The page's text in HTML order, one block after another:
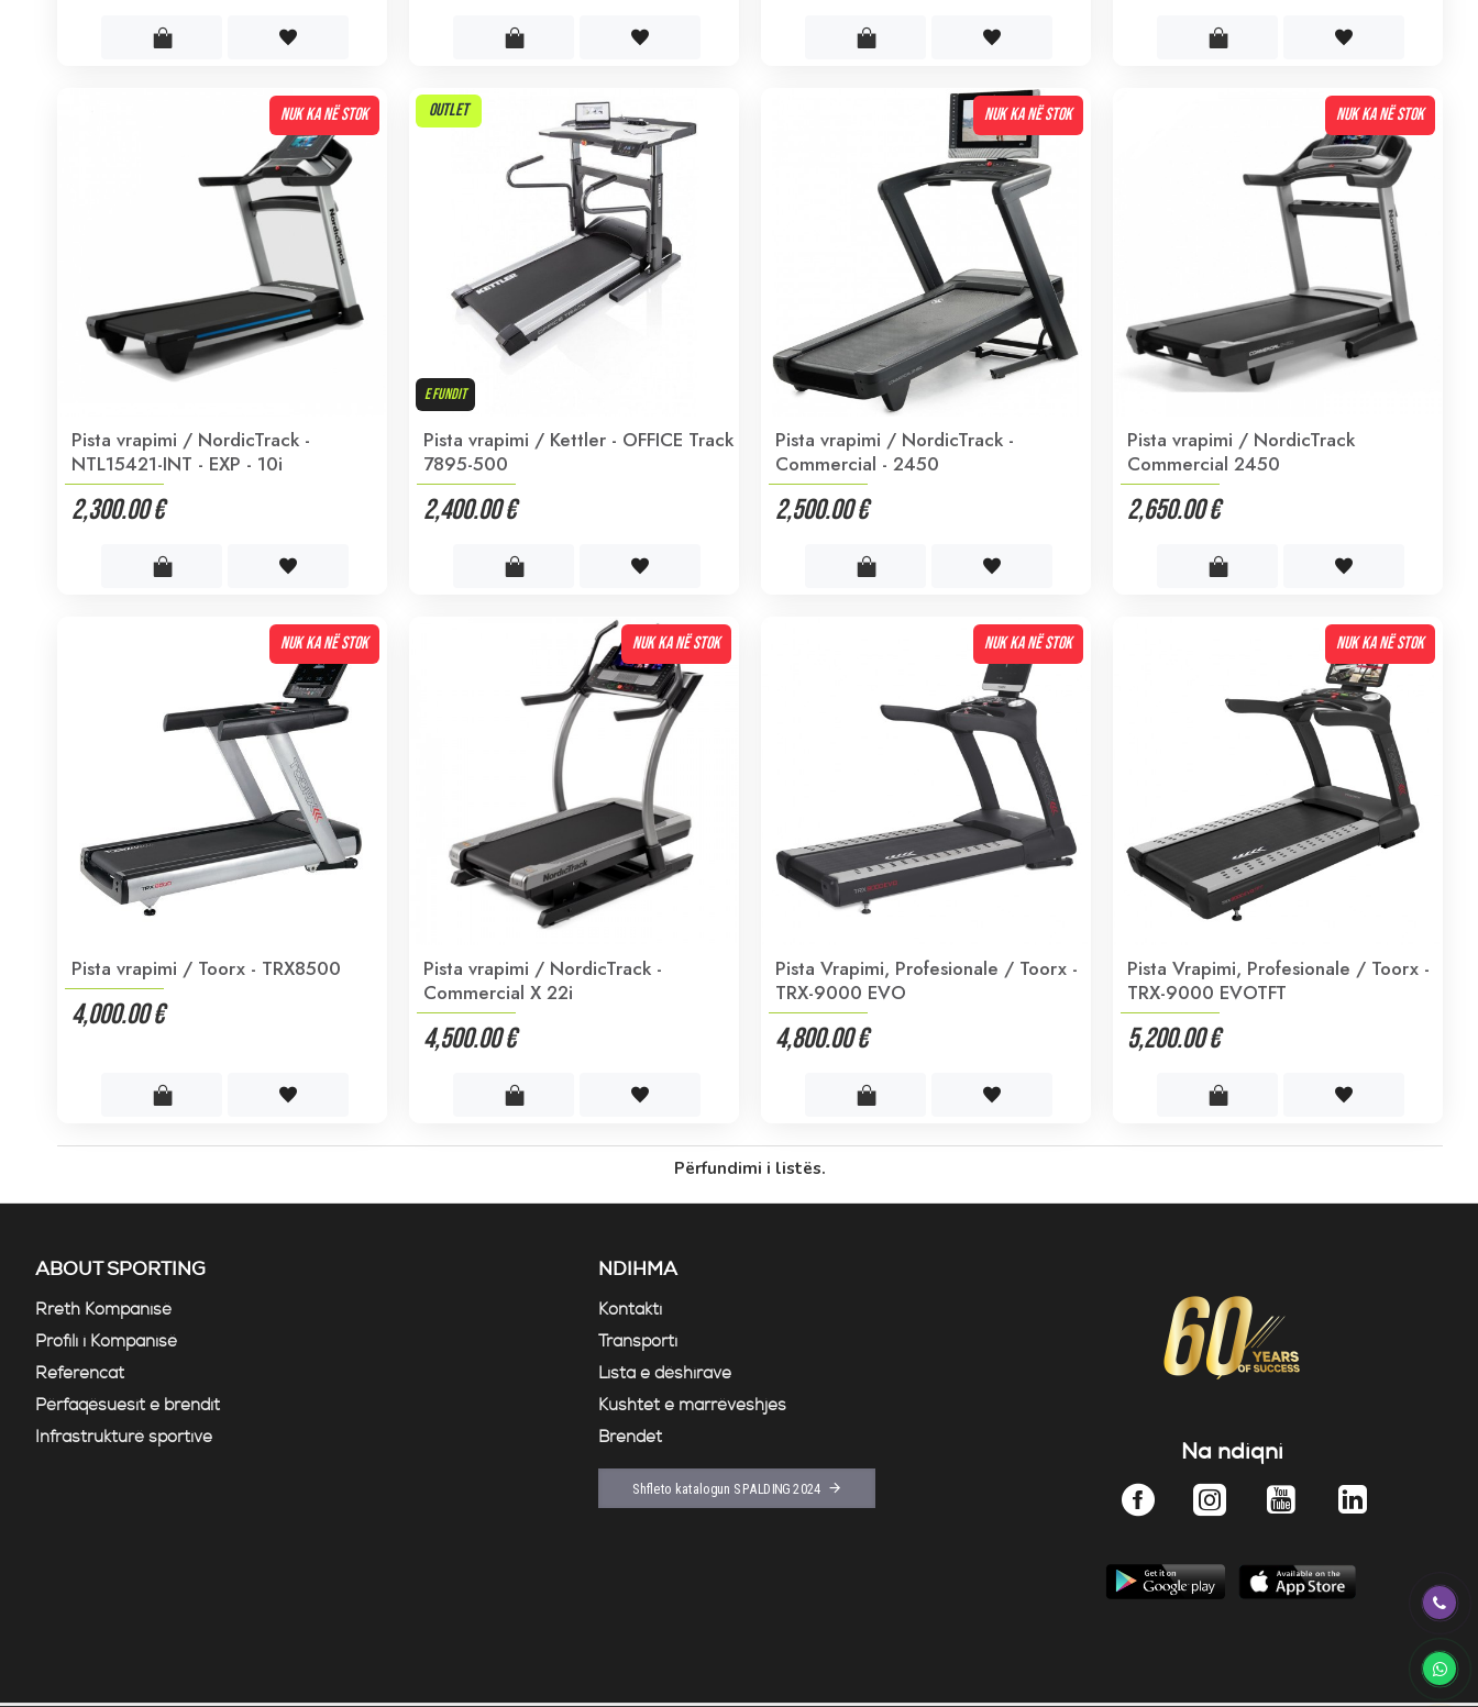
NUK KA NË STOK
Pista vrapimi / NordicTrack -
NTL15421-INT - EXP - 10i
2,300.00 €
E FUNDIT
OUTLET
Pista vrapimi / Kettler - OFFICE Track
7895-500
2,400.00 €
NUK KA NË STOK
Pista vrapimi / NordicTrack -
Commercial - 2450
2,500.00 €
NUK KA NË STOK
Pista vrapimi / NordicTrack
Commercial 2450
2,650.00 €
NUK KA NË STOK
Pista vrapimi / Toorx - TRX8500
4,000.00 €
NUK KA NË STOK
Pista vrapimi / NordicTrack -
Commercial X 22i
4,500.00 €
NUK KA NË STOK
Pista Vrapimi, Profesionale / Toorx -
TRX-9000 EVO
4,800.00 €
NUK KA NË STOK
Pista Vrapimi, Profesionale / Toorx -
TRX-9000 EVOTFT
5,200.00 €
Përfundimi i listës.
ABOUT SPORTING
Rreth Kompanisë
Profili i Kompanisë
Referencat
Përfaqësuesit e brendit
Infrastrukturë sportive
NDIHMA
Kontakti
Transporti
Lista e dëshirave
Kushtet e marrëveshjes
Brendet
Shfleto katalogun SPALDING 2024
Na ndiqni